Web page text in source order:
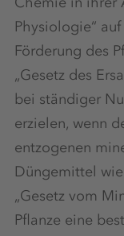
Physiologie“
Förderung des
„Gesetz des
bei ständiger
erzielen, wenn
entzogenen
Düngemittel
„Gesetz vom
Pflanze eine